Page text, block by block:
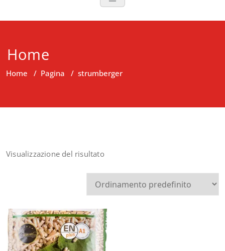
Home
Home / Pagina / strumberger
Visualizzazione del risultato